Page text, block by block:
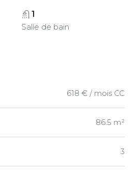
1
Salle de bain
618 € / mois CC
86.5 m²
3